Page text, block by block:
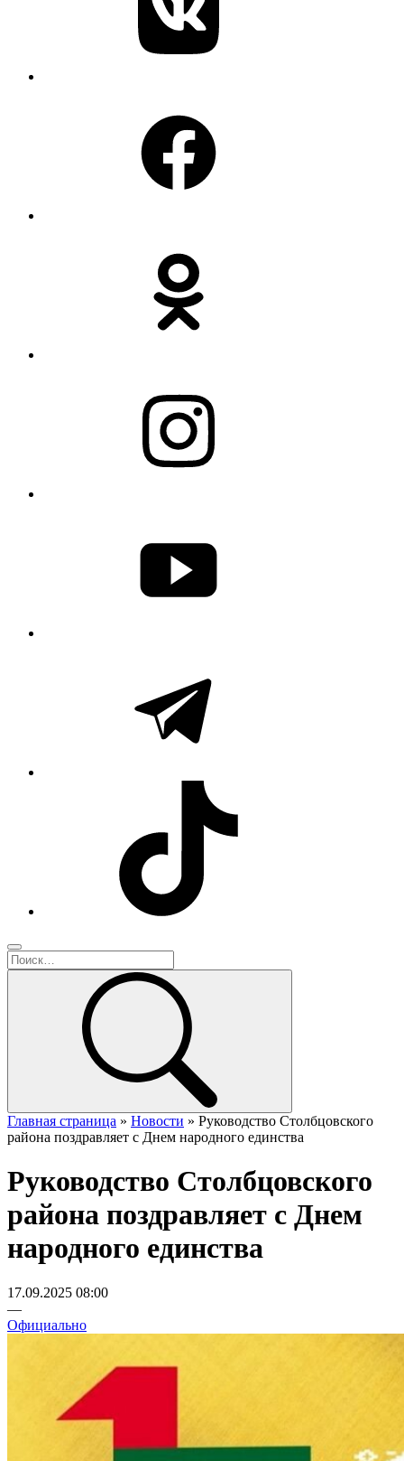
Главная страница » Новости » Руководство Столбцовского
района поздравляет с Днем народного единства
Руководство Столбцовского
района поздравляет с Днем
народного единства
17.09.2025 08:00
—
Официально